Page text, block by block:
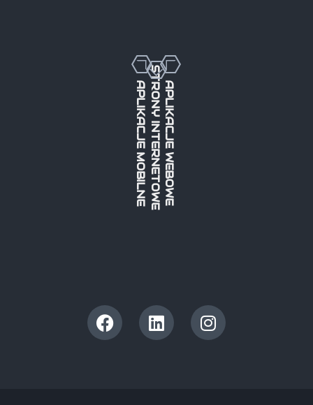
APLIKACJE MOBILNESTRONY INTERNETOWEAPLIKACJE WEBOWE